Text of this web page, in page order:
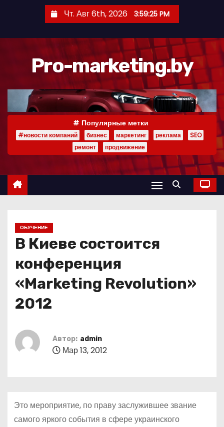
р
Чт. Авг 6th, 2026 3:59:26 PM
Pro-marketing.by
Популярные метки
#новости компаний бизнес маркетинг реклама
SEO
ремонт
продвижение
ОБУЧЕНИЕ
В Киеве состоится
конференция
«Marketing Revolution»
2012
Автор: admin
Мар 13, 2012
Это мероприятие, по праву заслужившее звание
самого яркого события в сфере украинского